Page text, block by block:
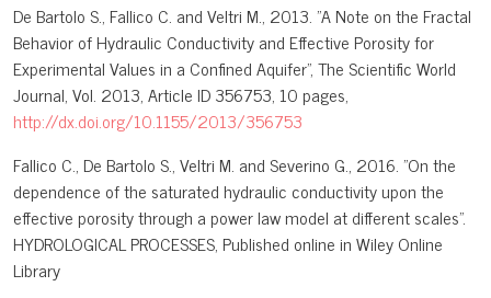
De Bartolo S., Fallico C. and Veltri M., 2013. "A Note on the Fractal
Behavior of Hydraulic Conductivity and Effective Porosity for
Experimental Values in a Confined Aquifer", The Scientific World
Journal, Vol. 2013, Article ID 356753, 10 pages,
http://dx.doi.org/10.1155/2013/356753
Fallico C., De Bartolo S., Veltri M. and Severino G., 2016. "On the
dependence of the saturated hydraulic conductivity upon the
effective porosity through a power law model at different scales".
HYDROLOGICAL PROCESSES, Published online in Wiley Online
Library